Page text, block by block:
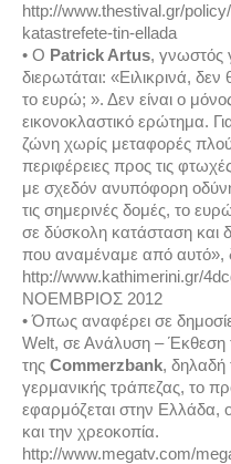
http://www.thestival.gr/
katastrefete-tin-ellada
• Ο Patrick Artus, γνωστός
διερωτάται: «Ειλικρινά,
το ευρώ; ». Δεν είναι ο
εικονοκλαστικό ερώτημα.
ζώνη χωρίς μεταφορές
περιφέρειες προς τις
με σχεδόν ανυπόφορη
τις σημερινές δομές, το
σε δύσκολη κατάσταση και
που αναμέναμε από αυτό»,
http://www.kathimerini.gr/
ΝΟΕΜΒΡΙΟΣ 2012
• Όπως αναφέρει σε
Welt, σε Ανάλυση – Έκθεση
της Commerzbank, δηλαδή
γερμανικής τράπεζας, το
εφαρμόζεται στην Ελλάδα,
και την χρεοκοπία.
http://www.megatv.com/